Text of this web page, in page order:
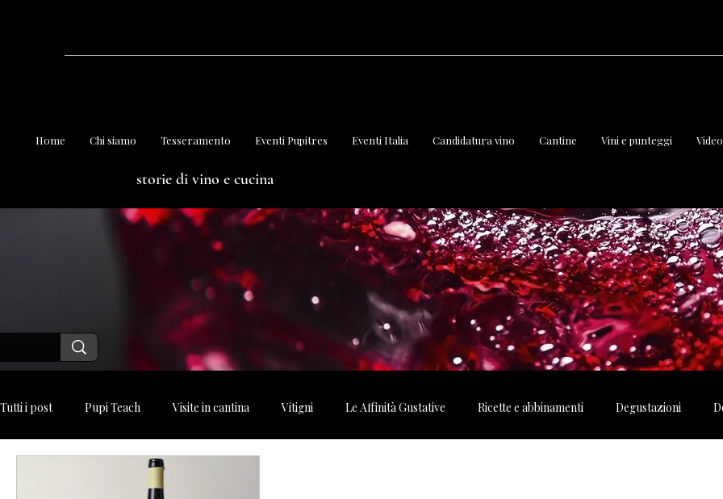
storie di vino e cucina
Home Chi siamo Tesseramento Eventi Pupitres Eventi Italia Candidatura vino Cantine Vini e punteggi
Tutti i post Pupi Teach Visite in cantina Vitigni Le Affinità Gustative Ricette e abbinamenti Degustazioni
Eventi